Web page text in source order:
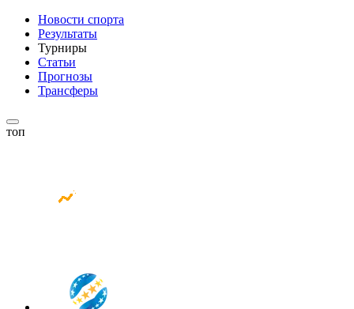
Новости спорта
Результаты
Турниры
Статьи
Прогнозы
Трансферы
топ